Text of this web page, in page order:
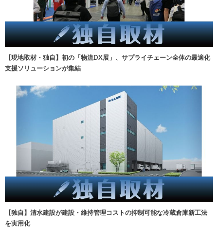
【現地取材・独自】初の「物流DX展」、サプライチェーン全体の最適化
支援ソリューションが集結
【独自】清水建設が建設・維持管理コストの抑制可能な冷蔵倉庫新工法
を実用化